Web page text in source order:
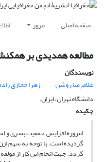
صفحه اصلی مرور
مطالعه همدیدی بر
نویسندگان
غلامرضا روشن
زهرا حجازی
دانشگاه تهران، ایران.
چکیده
امروزه افزایش جمعیت بشری و
گردیده است. با توجه به سهم